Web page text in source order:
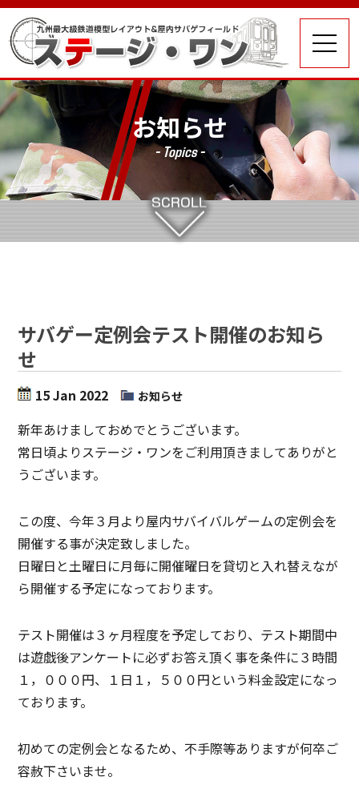
お知らせ
- Topics -
サバゲー定例会テスト開催のお知ら
せ
15 Jan 2022 お知らせ
新年あけましておめでとうございます。
常日頃よりステージ・ワンをご利用頂きましてありがと
うございます。
この度、今年３月より屋内サバイバルゲームの定例会を
開催する事が決定致しました。
日曜日と土曜日に月毎に開催曜日を貸切と入れ替えなが
ら開催する予定になっております。
テスト開催は３ヶ月程度を予定しており、テスト期間中
は遊戯後アンケートに必ずお答え頂く事を条件に３時間
１，０００円、１日１，５００円という料金設定になっ
ております。
初めての定例会となるため、不手際等ありますが何卒ご
容赦下さいませ。